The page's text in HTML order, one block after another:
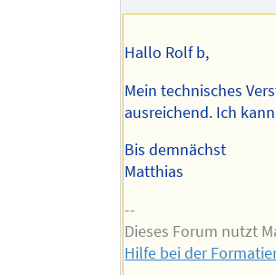
Hallo Rolf b,
Mein technisches
ausreichend. Ich
Bis demnächst
Matthias
--
Dieses Forum nutzt
Hilfe bei der